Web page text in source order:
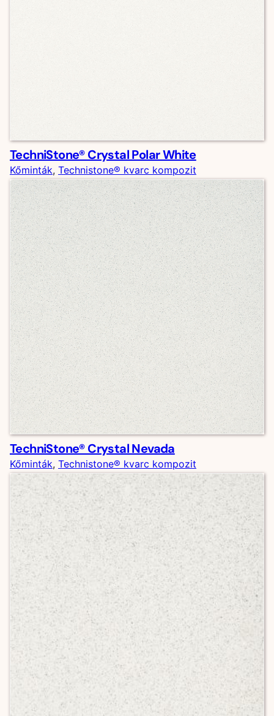
TechniStone® Crystal Polar White
Kőminták, Technistone® kvarc kompozit
TechniStone® Crystal Nevada
Kőminták, Technistone® kvarc kompozit